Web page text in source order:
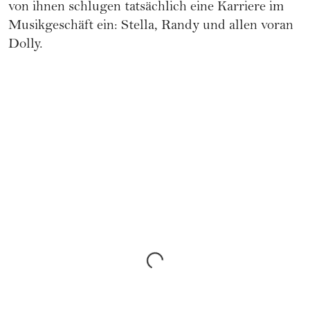
von ihnen schlugen tatsächlich eine Karriere im
Musikgeschäft ein: Stella, Randy und allen voran
Dolly.